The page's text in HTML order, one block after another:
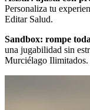
Personaliza tu
Editar Salud.
Sandbox: rompe
una jugabilidad sin
Murciélago Ilimitados.